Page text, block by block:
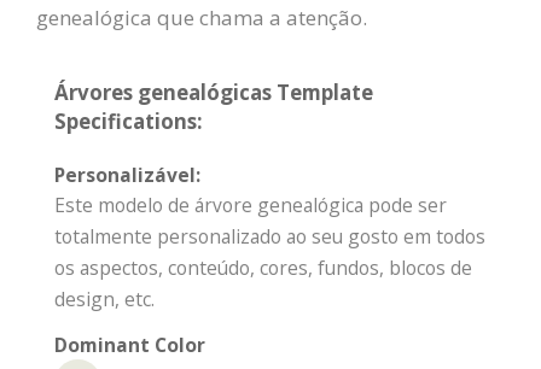
genealógica que chama a atenção.
Árvores genealógicas Template
Specifications:
Personalizável:
Este modelo de árvore genealógica pode ser
totalmente personalizado ao seu gosto em todos
os aspectos, conteúdo, cores, fundos, blocos de
design, etc.
Dominant Color